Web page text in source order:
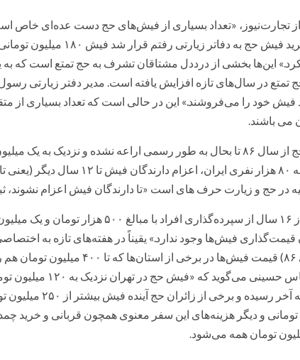
تجارت‌نیوز، «تعداد بسیاری از فیش‌های حج دست عده‌ای خاص
این‌ها بخشی از درددل مشتاقان تشرف به حج تمتع است که به
تمتع در سال‌های تازه افزایش یافته است. مدیر دفتر زیارتی
فیش خود را می‌فروشند.» این در حالی است که تعداد بسیاری از
می باشند.
فیش حج از سال ۸۶ تا بحال به طور رسمی اراعه نشده و نزدیک
در حج و زیارت حرف های است «تا دارندگان فیش اعزام نشوند،
بیشتر از ۱۶ سال از سپرده‌گذاری افراد
قیمت‌گذاری فیش‌ها وجود ندارد.» یقیناً در هفته‌های تازه به
آخر دی ۸۶) قیمت فیش‌ها در
سیدعباس حسینی
تومانی و دیگر هزینه‌های این سفر معنوی همچون قربانی و خرید